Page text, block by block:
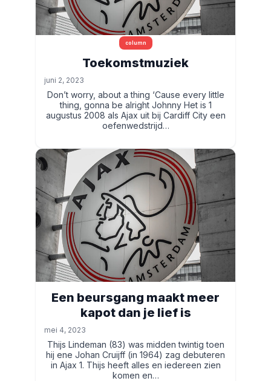
column
Toekomstmuziek
juni 2, 2023
Don’t worry, about a thing ‘Cause every little
thing, gonna be alright Johnny Het is 1
augustus 2008 als Ajax uit bij Cardiff City een
oefenwedstrijd…
Een beursgang maakt meer
kapot dan je lief is
mei 4, 2023
Thijs Lindeman (83) was midden twintig toen
hij ene Johan Cruijff (in 1964) zag debuteren
in Ajax 1. Thijs heeft alles en iedereen zien
komen en…